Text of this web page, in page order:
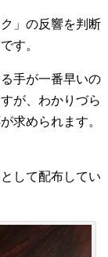
」の反響を判断
す。
手が一番早いの
が、わかりづら
求められます。
して配布してい